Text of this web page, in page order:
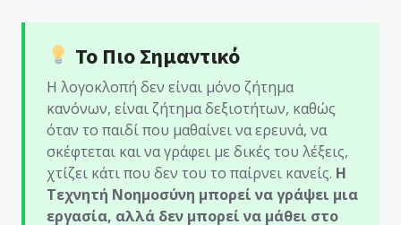
Το Πιο Σημαντικό
Η λογοκλοπή δεν είναι μόνο ζήτημα
κανόνων, είναι ζήτημα δεξιοτήτων, καθώς
όταν το παιδί που μαθαίνει να ερευνά, να
σκέφτεται και να γράφει με δικές του λέξεις,
χτίζει κάτι που δεν του το παίρνει κανείς. Η
Τεχνητή Νοημοσύνη μπορεί να γράψει μια
εργασία, αλλά δεν μπορεί να μάθει στο